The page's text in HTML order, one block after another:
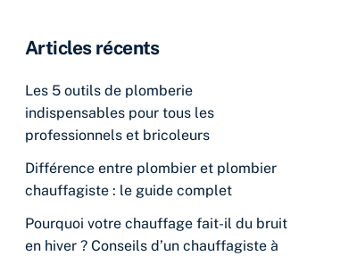
Articles récents
Les 5 outils de plomberie
indispensables pour tous les
professionnels et bricoleurs
Différence entre plombier et plombier
chauffagiste : le guide complet
Pourquoi votre chauffage fait-il du bruit
en hiver ? Conseils d’un chauffagiste à